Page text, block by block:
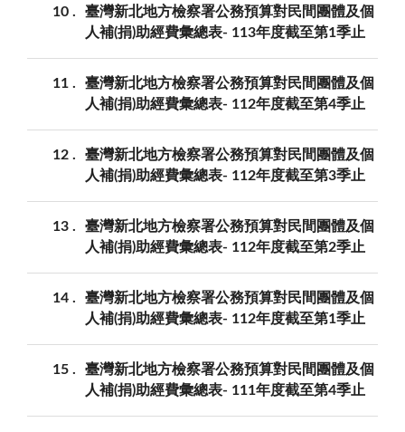
10
臺灣新北地方檢察署公務預算對民間團體及個
人補(捐)助經費彙總表- 113年度截至第1季止
11
臺灣新北地方檢察署公務預算對民間團體及個
人補(捐)助經費彙總表- 112年度截至第4季止
12
臺灣新北地方檢察署公務預算對民間團體及個
人補(捐)助經費彙總表- 112年度截至第3季止
13
臺灣新北地方檢察署公務預算對民間團體及個
人補(捐)助經費彙總表- 112年度截至第2季止
14
臺灣新北地方檢察署公務預算對民間團體及個
人補(捐)助經費彙總表- 112年度截至第1季止
15
臺灣新北地方檢察署公務預算對民間團體及個
人補(捐)助經費彙總表- 111年度截至第4季止